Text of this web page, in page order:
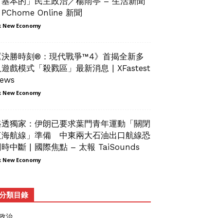
Online 新聞
New Economy
決勝時刻®：現代戰爭™4》首揭全新多
遊戲模式「殺戮區」最新消息 | XFastest
New Economy
透獨家：伊朗已要求葉門青年運動「關閉
海航線」準備 中東兩大石油出口航線恐
時中斷 | 國際焦點 – 太報 TaiSounds
New Economy
類目錄